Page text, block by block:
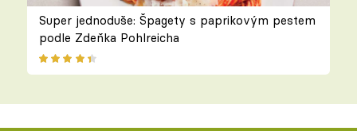
Super jednoduše: Špagety s paprikovým pestem
podle Zdeňka Pohlreicha